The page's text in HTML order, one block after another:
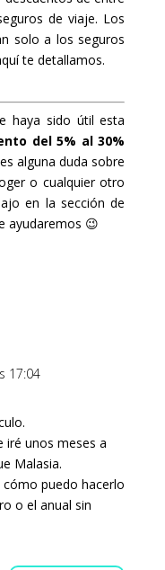
de viaje. Los
solo a los seguros
te detallamos.
haya sido útil esta
del 5% al 30%
alguna duda sobre
o cualquier otro
en la sección de
ayudaremos 😉
17:04
iré unos meses a
Malasia.
puedo hacerlo
o el anual sin